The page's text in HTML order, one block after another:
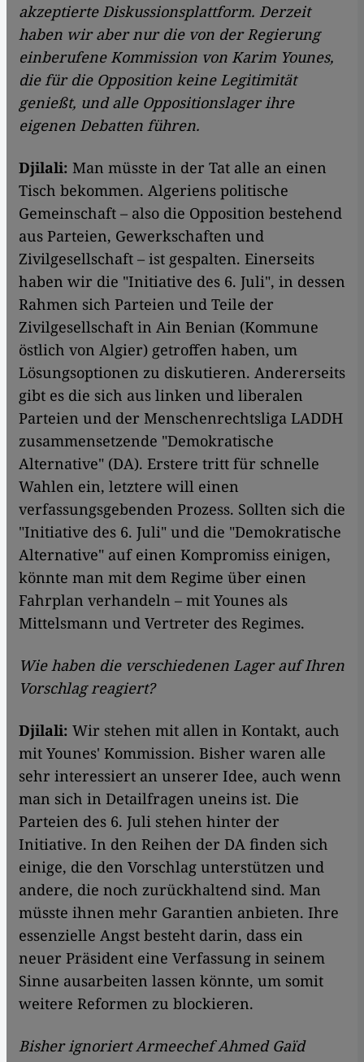
akzeptierte Diskussionsplattform. Derzeit
haben wir aber nur die von der Regierung
einberufene Kommission von Karim Younes,
die für die Opposition keine Legitimität
genießt, und alle Oppositionslager ihre
eigenen Debatten führen.
Djilali: Man müsste in der Tat alle an einen
Tisch bekommen. Algeriens politische
Gemeinschaft – also die Opposition bestehend
aus Parteien, Gewerkschaften und
Zivilgesellschaft – ist gespalten. Einerseits
haben wir die "Initiative des 6. Juli", in dessen
Rahmen sich Parteien und Teile der
Zivilgesellschaft in Ain Benian (Kommune
östlich von Algier) getroffen haben, um
Lösungsoptionen zu diskutieren. Andererseits
gibt es die sich aus linken und liberalen
Parteien und der Menschenrechtsliga LADDH
zusammensetzende "Demokratische
Alternative" (DA). Erstere tritt für schnelle
Wahlen ein, letztere will einen
verfassungsgebenden Prozess. Sollten sich die
"Initiative des 6. Juli" und die "Demokratische
Alternative" auf einen Kompromiss einigen,
könnte man mit dem Regime über einen
Fahrplan verhandeln – mit Younes als
Mittelsmann und Vertreter des Regimes.
Wie haben die verschiedenen Lager auf Ihren
Vorschlag reagiert?
Djilali: Wir stehen mit allen in Kontakt, auch
mit Younes' Kommission. Bisher waren alle
sehr interessiert an unserer Idee, auch wenn
man sich in Detailfragen uneins ist. Die
Parteien des 6. Juli stehen hinter der
Initiative. In den Reihen der DA finden sich
einige, die den Vorschlag unterstützen und
andere, die noch zurückhaltend sind. Man
müsste ihnen mehr Garantien anbieten. Ihre
essenzielle Angst besteht darin, dass ein
neuer Präsident eine Verfassung in seinem
Sinne ausarbeiten lassen könnte, um somit
weitere Reformen zu blockieren.
Bisher ignoriert Armeechef Ahmed Gaïd